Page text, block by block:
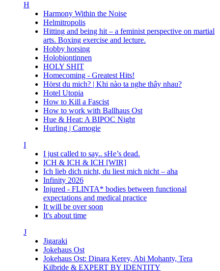
H
Harmony Within the Noise
Helmitropolis
Hitting and being hit – a feminist perspective on martial
arts. Boxing exercise and lecture.
Hobby horsing
Holobiontinnen
HOLY SHIT
Homecoming - Greatest Hits!
Hörst du mich? | Khi nào ta nghe thây nhau?
Hotel Utopia
How to Kill a Fascist
How to work with Ballhaus Ost
Hue & Heat: A BIPOC Night
Hurling | Camogie
I
I just called to say.. sHe’s dead.
ICH & ICH & ICH [WIR]
Ich lieb dich nicht, du liest mich nicht – aha
Infinity 2026
Injured - FLINTA* bodies between functional
expectations and medical practice
It will be over soon
It's about time
J
Jigaraki
Jokehaus Ost
Jokehaus Ost: Dinara Kerey, Abi Mohanty, Tera
Kilbride & EXPERT BY IDENTITY